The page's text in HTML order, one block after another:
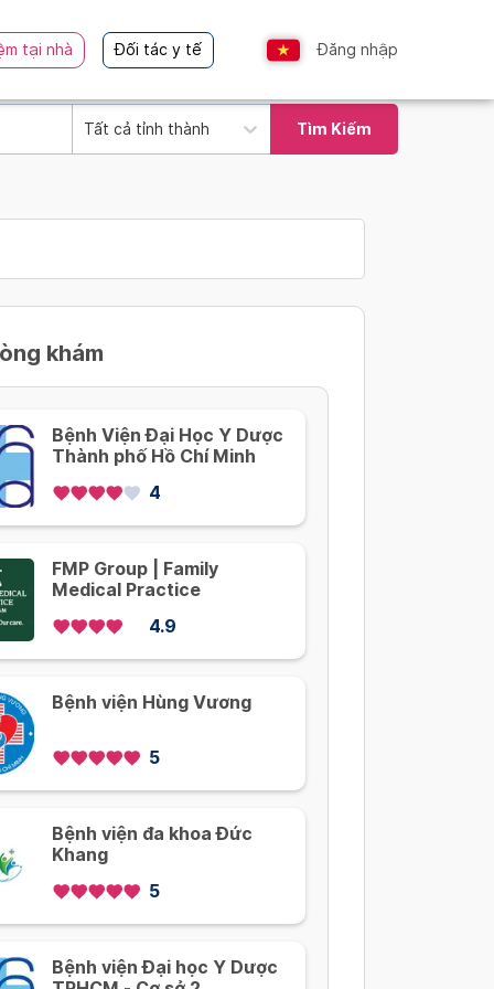
tại nhà Đối tác y tế Đăng nhập
Tất cả tỉnh thành Tìm Kiếm
khám
Bệnh Viện Đại Học Y Dược
Thành phố Hồ Chí Minh
4
FMP Group | Family
Medical Practice
4.9
Bệnh viện Hùng Vương
5
Bệnh viện đa khoa Đức
Khang
5
Bệnh viện Đại học Y Dược